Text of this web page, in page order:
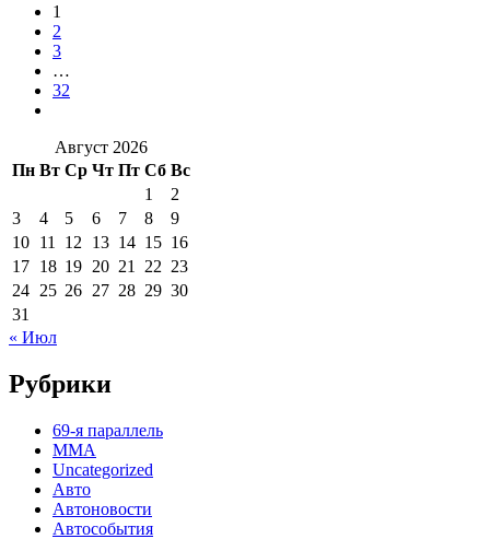
1
2
3
…
32
Август 2026
Пн Вт Ср Чт Пт Сб Вс
1
2
3
4 5 6 7 8
9
10 11 12 13 14 15 16
17 18 19 20 21 22 23
24 25 26 27 28 29 30
31
« Июл
Рубрики
69-я параллель
MMA
Uncategorized
Авто
Автоновости
Автособытия